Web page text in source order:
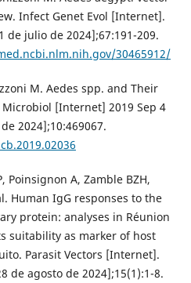
Infect Genet Evol [Internet].
de julio de 2024];67:191-209.
30465912/
M. Aedes spp. and Their
[Internet] 2019 Sep 4
2024];10:469067.
Poinsignon A, Zamble BZH,
Human IgG responses to the
protein: analyses in Réunion
suitability as marker of host
Parasit Vectors [Internet].
de agosto de 2024];15(1):1-8.